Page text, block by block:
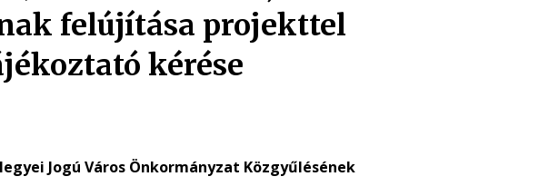
felújítása projekttel
kérése
Jogú Város Önkormányzat Közgyűlésének